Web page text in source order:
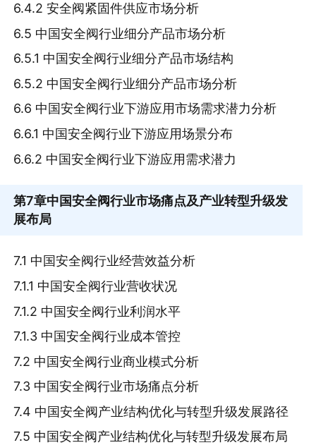
6.4.2 安全阀紧固件供应市场分析
6.5 中国安全阀行业细分产品市场分析
6.5.1 中国安全阀行业细分产品市场结构
6.5.2 中国安全阀行业细分产品市场分析
6.6 中国安全阀行业下游应用市场需求潜力分析
6.6.1 中国安全阀行业下游应用场景分布
6.6.2 中国安全阀行业下游应用需求潜力
第7章中国安全阀行业市场痛点及产业转型升级发
展布局
7.1 中国安全阀行业经营效益分析
7.1.1 中国安全阀行业营收状况
7.1.2 中国安全阀行业利润水平
7.1.3 中国安全阀行业成本管控
7.2 中国安全阀行业商业模式分析
7.3 中国安全阀行业市场痛点分析
7.4 中国安全阀产业结构优化与转型升级发展路径
7.5 中国安全阀产业结构优化与转型升级发展布局